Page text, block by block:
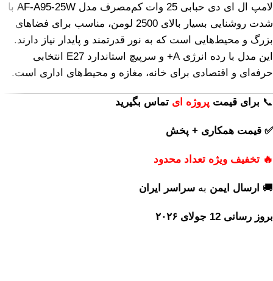
لامپ ال ای دی حبابی 25 وات کم‌مصرف مدل AF-A95-25W با
شدت روشنایی بسیار بالای 2500 لومن، مناسب برای فضاهای
بزرگ و محیط‌هایی است که به نور قدرتمند و پایدار نیاز دارند.
این مدل با رده انرژی A+ و سرپیچ استاندارد E27 انتخابی
حرفه‌ای و اقتصادی برای خانه، مغازه و محیط‌های اداری است.
📞 برای قیمت پروژه ای تماس بگیرید
✅ قیمت همکاری + پخش
🔥 تخفیف ویژه تعداد محدود
🚚 ارسال ایمن به سراسر ایران
بروز رسانی 12 جولای ۲۰۲۶